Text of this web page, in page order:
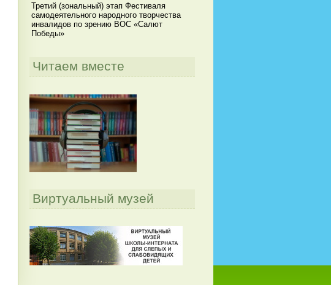
Третий (зональный) этап Фестиваля
самодеятельного народного творчества
инвалидов по зрению ВОС «Салют
Победы»
Читаем вместе
Виртуальный музей